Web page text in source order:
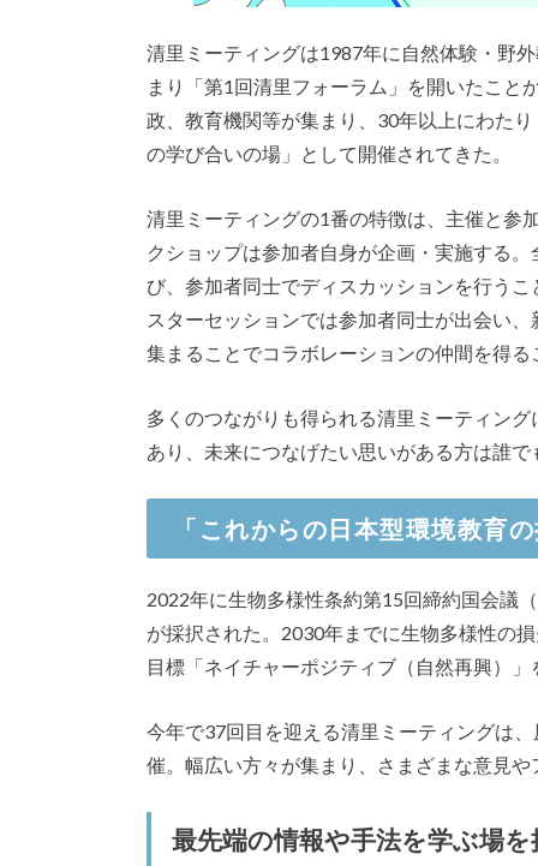
清里ミーティングは1987年に自然体験・野
まり「第1回清里フォーラム」を開いたこと
政、教育機関等が集まり、30年以上にわた
の学び合いの場」として開催されてきた。
清里ミーティングの1番の特徴は、主催と参
クショップは参加者自身が企画・実施する
び、参加者同士でディスカッションを行う
スターセッションでは参加者同士が出会い
集まることでコラボレーションの仲間を得る
多くのつながりも得られる清里ミーティン
あり、未来につなげたい思いがある方は誰で
「これからの日本型環境教育
2022年に生物多様性条約第15回締約国会議
が採択された。2030年までに生物多様性の
目標「ネイチャーポジティブ（自然再興）
今年で37回目を迎える清里ミーティングは
催。幅広い方々が集まり、さまざまな意見
最先端の情報や手法を学ぶ場